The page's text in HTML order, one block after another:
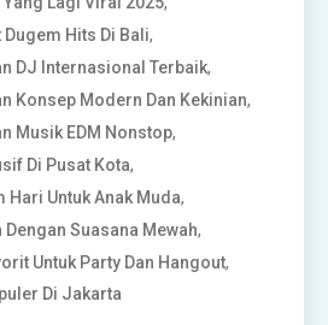
Hits Di Bali,
DJ Internasional Terbaik,
Konsep Modern Dan Kekinian,
Musik EDM Nonstop,
Di Pusat Kota,
Hari Untuk Anak Muda,
Suasana Mewah,
Untuk Party Dan Hangout,
Di Jakarta